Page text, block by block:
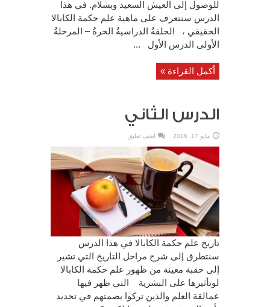
للوصول إلى العيش السعيد وبسلام. في هذا
الدرس سنتعرف على ماهية علم حكمة الكابالا
الحقيقي ، الحلقةُ الدراسيةُ الحرةُ – المرحلةُ
الأولى الدرس الأول ...
أكمل القراءة »
الدرس الثاني
مايو 17, 2016 اضف تعليق
تاريخ علم حكمة الكابالا في هذا الدرس
سنتطرق إلى شرح مراحل التاريخ التي تشير
إلى حقبة معينة من ظهور علم حكمة الكابالا
لوتأثيرها على البشرية التي ظهر فيها
عمالقة العلم والذين تركوا بصمتهم في تحديد